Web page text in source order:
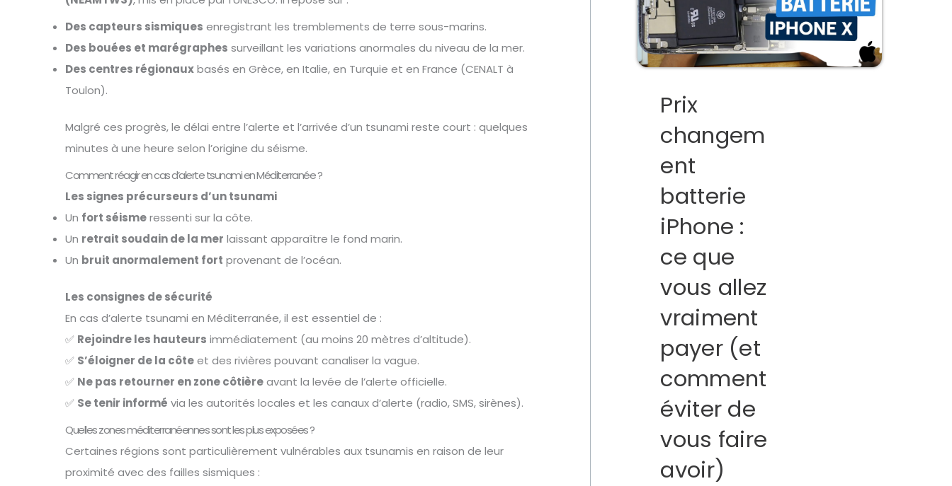
Des capteurs sismiques enregistrant les tremblements de terre sous-marins.
Des bouées et marégraphes surveillant les variations anormales du niveau de la mer.
Des centres régionauxbasés en Grèce, en Italie, en Turquie et en France (CENALT à
Toulon).
Malgré ces progrès, le délai entre l’alerte et l’arrivée d’un tsunami reste court : quelques
minutes à une heure selon l’origine du séisme.
Comment réagir en cas d’alerte tsunami en Méditerranée ?
Les signes précurseurs d’un tsunami
Un fort séismeressenti sur la côte.
Un retrait soudain de la mer laissant apparaître le fond marin.
Un bruit anormalement fort provenant de l’océan.
Les consignes de sécurité
En cas d’alerte tsunami en Méditerranée, il est essentiel de :
✅ Rejoindre les hauteurs immédiatement (au moins 20 mètres d’altitude).
✅ S’éloigner de la côteet des rivières pouvant canaliser la vague.
✅ Ne pas retourner en zone côtièreavant la levée de l’alerte officielle.
✅ Se tenir informé via les autorités locales et les canaux d’alerte (radio, SMS, sirènes).
Quelles zones méditerranéennes sont les plus exposées ?
Certaines régions sont particulièrement vulnérables aux tsunamis en raison de leur
proximité avec des failles sismiques :
Prix
changem
ent
batterie
iPhone :
ce que
vous allez
vraiment
payer (et
comment
éviter de
vous faire
avoir)